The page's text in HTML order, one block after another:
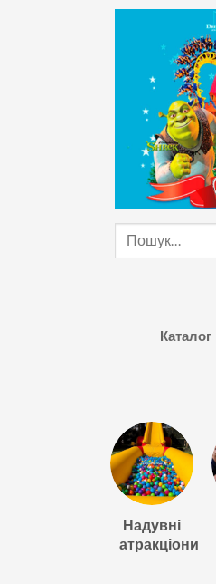
Шукати:
Каталог
Надувні
атракціони